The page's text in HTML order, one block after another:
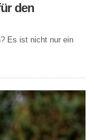
den
Es ist nicht nur ein